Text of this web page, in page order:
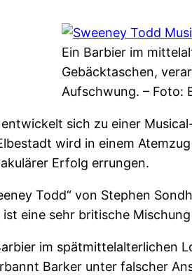
Ein Barbier im
Gebäcktaschen,
Aufschwung. – Foto:
sich zu einer
wird in einem
Erfolg errungen.
Todd“ von Stephen
eine sehr britische
im spätmittelalterlichen
Barker unter falscher